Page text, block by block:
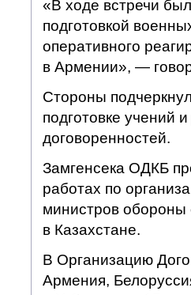
«В ходе встречи
подготовкой
оперативного
в Армении», —
Стороны
подготовке учений
договоренностей.
Замгенсека ОДКБ
работах по
министров обороны
в Казахстане.
В Организацию
Армения,